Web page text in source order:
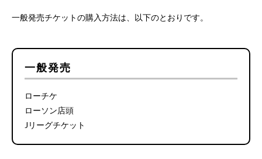
一般発売チケットの購入方法は、以下のとおりです。
一般発売
ローチケ
ローソン店頭
Jリーグチケット